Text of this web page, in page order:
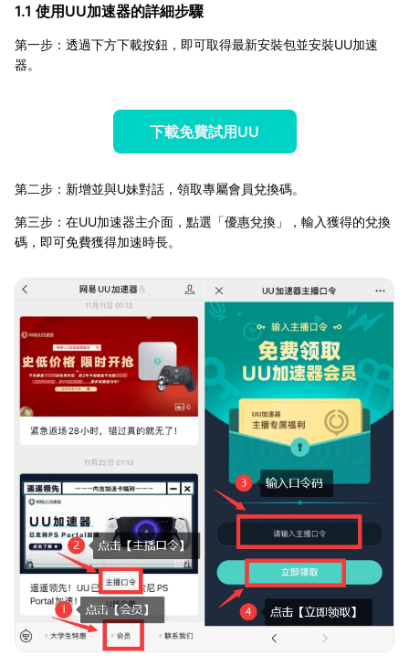
1.1 使用UU加速器的詳細步驟
第一步：透過下方下載按鈕，即可取得最新安裝包並安裝UU加速
器。
下載免費試用UU
第二步：新增並與U妹對話，領取專屬會員兌換碼。
第三步：在UU加速器主介面，點選「優惠兌換」，輸入獲得的兌換
碼，即可免費獲得加速時長。